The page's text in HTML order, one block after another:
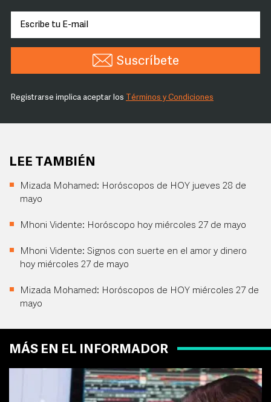
Suscríbete
Registrarse implica aceptar los Términos y Condiciones
LEE TAMBIÉN
Mizada Mohamed: Horóscopos de HOY jueves 28 de
mayo
Mhoni Vidente: Horóscopo hoy miércoles 27 de mayo
Mhoni Vidente: Signos con suerte en el amor y dinero
hoy miércoles 27 de mayo
Mizada Mohamed: Horóscopos de HOY miércoles 27 de
mayo
MÁS EN EL INFORMADOR